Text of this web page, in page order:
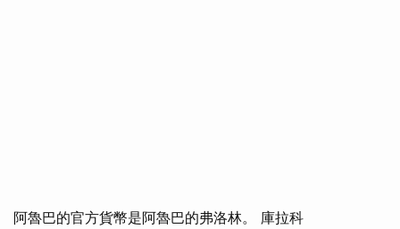
阿魯巴的官方貨幣是阿魯巴的弗洛林。 庫拉科